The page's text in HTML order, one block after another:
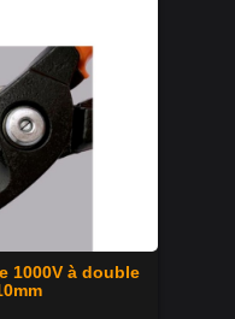
1000V à double